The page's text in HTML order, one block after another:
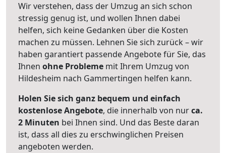
Wir verstehen, dass der Umzug an sich schon
stressig genug ist, und wollen Ihnen dabei
helfen, sich keine Gedanken über die Kosten
machen zu müssen. Lehnen Sie sich zurück – wir
haben garantiert passende Angebote für Sie, das
Ihnen ohne Probleme mit Ihrem Umzug von
Hildesheim nach Gammertingen helfen kann.
Holen Sie sich ganz bequem und einfach
kostenlose Angebote, die innerhalb von nurca.
2 Minuten bei Ihnen sind. Und das Beste daran
ist, dass all dies zu erschwinglichen Preisen
angeboten werden.